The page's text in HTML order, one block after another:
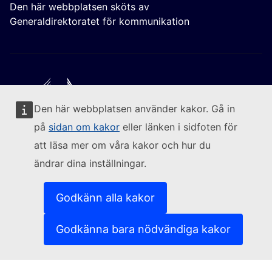
Den här webbplatsen använder kakor. Gå in
på sidan om kakor eller länken i sidfoten för
att läsa mer om våra kakor och hur du
ändrar dina inställningar.
Godkänn alla kakor
Godkänna bara nödvändiga kakor
Den här webbplatsen sköts av
Generaldirektoratet för kommunikation
Följ kommissionen
Kontakta oss (Extern länk)
Rapportera sårbarheter i it-systemen
Språkpolicy för våra webbplatser(Extern länk)
Kakor (cookies)(Extern länk)
Integritetspolicy
Rättsligt meddelande
(Extern länk)